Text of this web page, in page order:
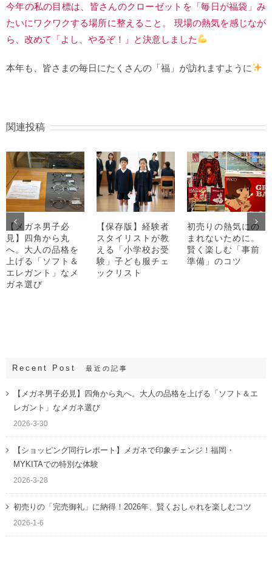
今年の私の目標は、皆さんのクローゼットを「毎日が福袋」み
たいにワクワクする場所に整えること。 現場の熱気を感じなが
ら、改めて「よし、やるぞ！」と決意しました
本年も、皆さまの毎日にたくさんの「福」が訪れますように
関連投稿
【メガネ男子必
見】四角から丸
へ。大人の品格を
上げる「ソフト＆
エレガント」なメ
ガネ選び
【保存版】経験者
スタイリストが教
える「小学校お受
験」子ども服チェ
ックリスト
初売りの熱気にの
まれないために。
賢く楽しむ「事前
準備」のコツ
Recent Post 最近の記事
【メガネ男子必見】四角から丸へ。大人の品格を上げる「ソフト＆エ
レガント」なメガネ選び
2026-3-30
【ショッピング同行レポート】メガネで印象チェンジ！福岡・
MYKITAでの特別な体験
2026-3-28
初売りの「完売御礼」に納得！2026年、賢くおしゃれを楽しむコツ
2026-1-6